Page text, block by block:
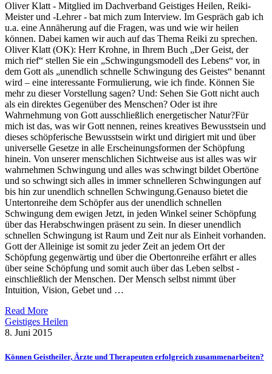
Oliver Klatt - Mitglied im Dachverband Geistiges Heilen, Reiki-
Meister und -Lehrer - bat mich zum Interview. Im Gespräch gab ich
u.a. eine Annäherung auf die Fragen, was und wie wir heilen
können. Dabei kamen wir auch auf das Thema Reiki zu sprechen.
Oliver Klatt (OK): Herr Krohne, in Ihrem Buch „Der Geist, der
mich rief“ stellen Sie ein „Schwingungsmodell des Lebens“ vor, in
dem Gott als „unendlich schnelle Schwingung des Geistes“ benannt
wird – eine interessante Formulierung, wie ich finde. Können Sie
mehr zu dieser Vorstellung sagen? Und: Sehen Sie Gott nicht auch
als ein direktes Gegenüber des Menschen? Oder ist ihre
Wahrnehmung von Gott ausschließlich energetischer Natur?Für
mich ist das, was wir Gott nennen, reines kreatives Bewusstsein und
dieses schöpferische Bewusstsein wirkt und dirigiert mit und über
universelle Gesetze in alle Erscheinungsformen der Schöpfung
hinein. Von unserer menschlichen Sichtweise aus ist alles was wir
wahrnehmen Schwingung und alles was schwingt bildet Obertöne
und so schwingt sich alles in immer schnelleren Schwingungen auf
bis hin zur unendlich schnellen Schwingung.Genauso bietet die
Untertonreihe dem Schöpfer aus der unendlich schnellen
Schwingung dem ewigen Jetzt, in jeden Winkel seiner Schöpfung
über das Herabschwingen präsent zu sein. In dieser unendlich
schnellen Schwingung ist Raum und Zeit nur als Einheit vorhanden.
Gott der Alleinige ist somit zu jeder Zeit an jedem Ort der
Schöpfung gegenwärtig und über die Obertonreihe erfährt er alles
über seine Schöpfung und somit auch über das Leben selbst -
einschließlich der Menschen. Der Mensch selbst nimmt über
Intuition, Vision, Gebet und …
Read More
Geistiges Heilen
8. Juni 2015
Können Geistheiler, Ärzte und Therapeuten erfolgreich zusammenarbeiten?